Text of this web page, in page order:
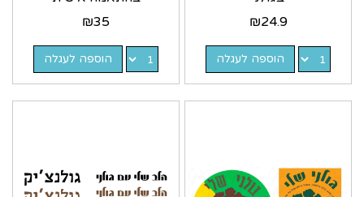
₪24.9
הוספה לעגלה
₪35
הוספה לעגלה